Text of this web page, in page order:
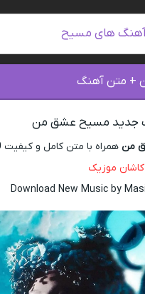
های مسیح
+ متن آهنگ
جدید مسیح عشق من
من همراه با متن کامل و کیفیت 320 از رسانه ی
کاشان موزیک
Download New Music by